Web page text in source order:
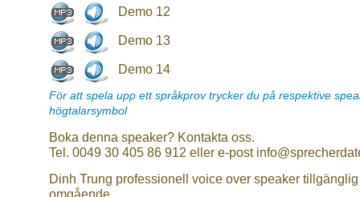
Demo 12
Demo 13
Demo 14
För att spela upp ett språkprov trycker du på respektive
högtalarsymbol
Boka denna speaker? Kontakta oss.
Tel. 0049 30 405 86 912 eller e-post
Dinh Trung professionell voice over speaker tillgänglig
omgående.